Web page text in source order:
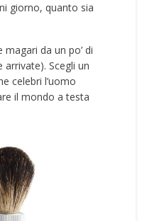
giorno, quanto sia
magari da un po’ di
Scegli un
celebri l’uomo
il mondo a testa